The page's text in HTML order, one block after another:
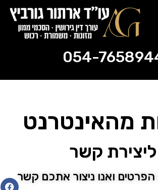
054-
מהאינטרנט
ליצירת קשר
ואנו ניצור אתכם קשר